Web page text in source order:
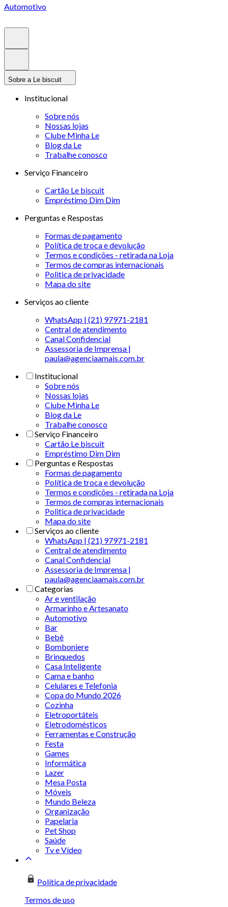
Automotivo
Sobre a Le biscuit
Institucional
Sobre nós
Nossas lojas
Clube Minha Le
Blog da Le
Trabalhe conosco
Serviço Financeiro
Cartão Le biscuit
Empréstimo Dim Dim
Perguntas e Respostas
Formas de pagamento
Política de troca e devolução
Termos e condições - retirada na Loja
Termos de compras internacionais
Politica de privacidade
Mapa do site
Serviços ao cliente
WhatsApp | (21) 97971-2181
Central de atendimento
Canal Confidencial
Assessoria de Imprensa |
paula@agenciaamais.com.br
Institucional
Sobre nós
Nossas lojas
Clube Minha Le
Blog da Le
Trabalhe conosco
Serviço Financeiro
Cartão Le biscuit
Empréstimo Dim Dim
Perguntas e Respostas
Formas de pagamento
Política de troca e devolução
Termos e condições - retirada na Loja
Termos de compras internacionais
Politica de privacidade
Mapa do site
Serviços ao cliente
WhatsApp | (21) 97971-2181
Central de atendimento
Canal Confidencial
Assessoria de Imprensa |
paula@agenciaamais.com.br
Categorias
Ar e ventilação
Armarinho e Artesanato
Automotivo
Bar
Bebê
Bomboniere
Brinquedos
Casa Inteligente
Cama e banho
Celulares e Telefonia
Copa do Mundo 2026
Cozinha
Eletroportáteis
Eletrodomésticos
Ferramentas e Construção
Festa
Games
Informática
Lazer
Mesa Posta
Móveis
Mundo Beleza
Organização
Papelaria
Pet Shop
Saúde
Tv e Vídeo
Política de privacidade
Termos de uso